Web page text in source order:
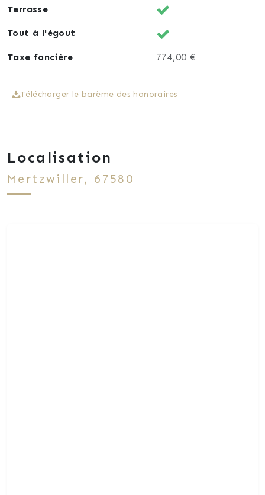
Terrasse
Tout à l'égout
Taxe foncière 774,00 €
Télécharger le barème des honoraires
Localisation
Mertzwiller, 67580